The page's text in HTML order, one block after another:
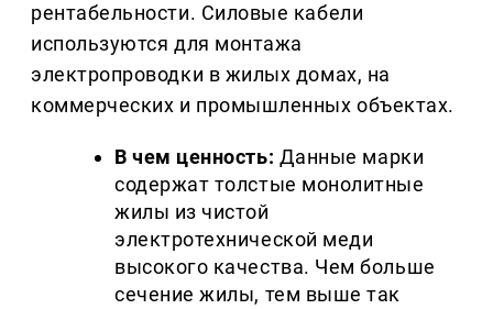
рентабельности. Силовые кабели
используются для монтажа
электропроводки в жилых домах, на
коммерческих и промышленных объектах.
В чем ценность: Данные марки
содержат толстые монолитные
жилы из чистой
электротехнической меди
высокого качества. Чем больше
сечение жилы, тем выше так